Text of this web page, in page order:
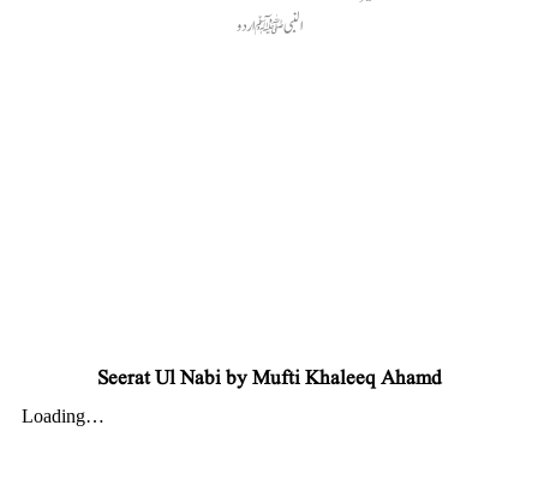
Seerat Ul Nabi by Mufti Khaleeq Ahamd